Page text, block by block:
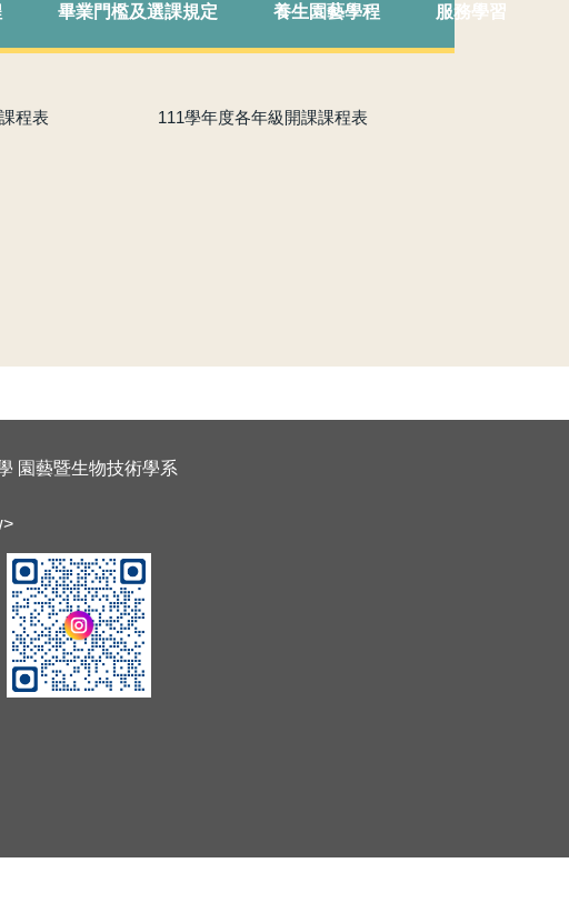
畢業門檻及選課規定 養生園藝學程 服務學習
程表 111學年度各年級開課課程表
園藝暨生物技術學系